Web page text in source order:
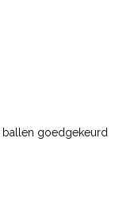
ballen goedgekeurd